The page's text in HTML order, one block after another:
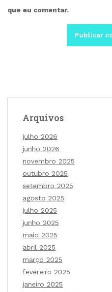
que eu comentar.
Arquivos
julho 2026
junho 2026
novembro 2025
outubro 2025
setembro 2025
agosto 2025
julho 2025
junho 2025
maio 2025
abril 2025
março 2025
fevereiro 2025
janeiro 2025